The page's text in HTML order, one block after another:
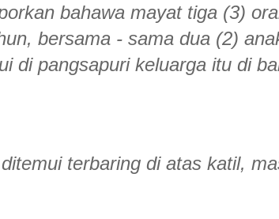
bahawa mayat tiga (3)
bersama - sama dua (2)
di pangsapuri keluarga itu di
terbaring di atas katil,